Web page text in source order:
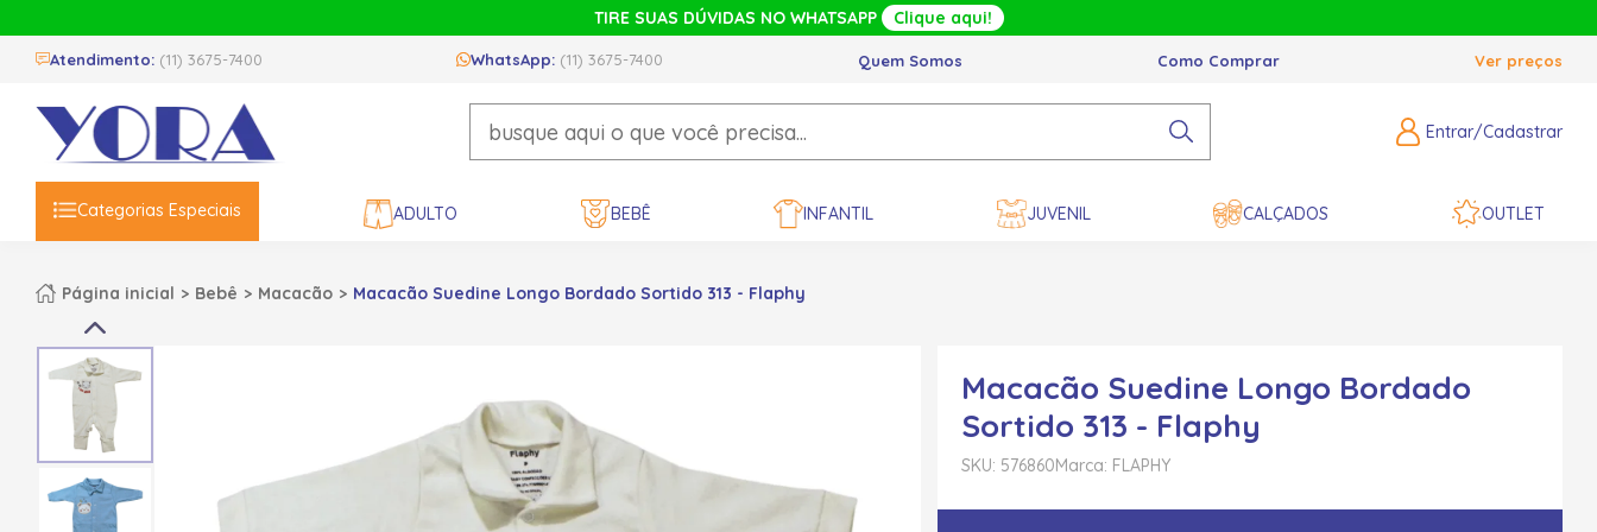
TIRE SUAS DÚVIDAS NO WHATSAPP Clique aqui!
Atendimento: (11) 3675-7400 WhatsApp: (11) 3675-7400 Quem Somos Como Comprar Ver preços
Entrar/Cadastrar
Categorias Especiais ADULTO BEBÊ INFANTIL JUVENIL CALÇADOS OUTLET
Página inicial Bebê Macacão Macacão Suedine Longo Bordado Sortido 313 - Flaphy
Macacão Suedine Longo Bordado
Sortido 313 - Flaphy
SKU: 576860Marca: FLAPHY